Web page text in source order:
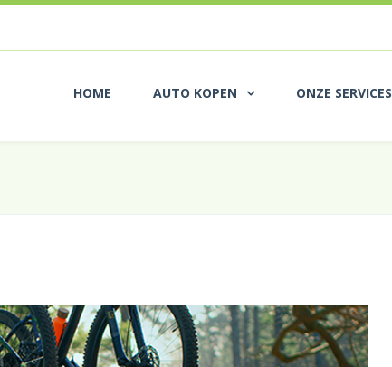
HOME AUTO KOPEN ONZE SERVICES